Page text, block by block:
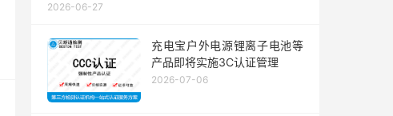
2026-06-27
充电宝户外电源锂离子电池等
产品即将实施3C认证管理
2026-07-06